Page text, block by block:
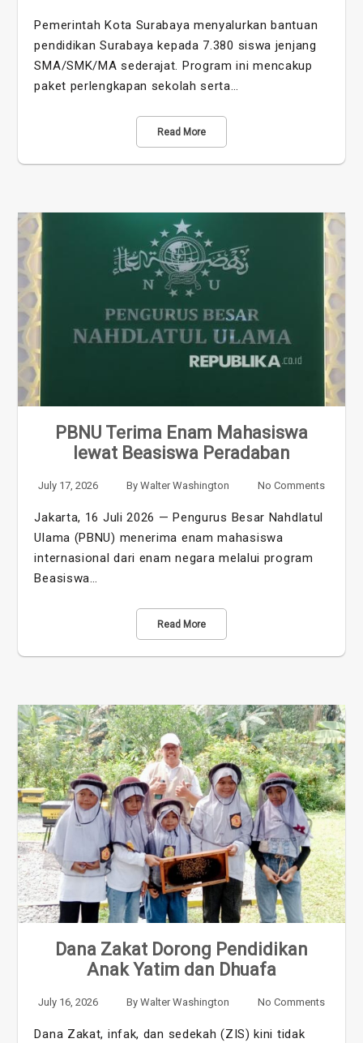
Pemerintah Kota Surabaya menyalurkan bantuan
pendidikan Surabaya kepada 7.380 siswa jenjang
SMA/SMK/MA sederajat. Program ini mencakup
paket perlengkapan sekolah serta…
Read More
PBNU Terima Enam Mahasiswa
lewat Beasiswa Peradaban
July 17, 2026 By Walter Washington No Comments
Jakarta, 16 Juli 2026 — Pengurus Besar Nahdlatul
Ulama (PBNU) menerima enam mahasiswa
internasional dari enam negara melalui program
Beasiswa…
Read More
Dana Zakat Dorong Pendidikan
Anak Yatim dan Dhuafa
July 16, 2026 By Walter Washington No Comments
Dana Zakat, infak, dan sedekah (ZIS) kini tidak